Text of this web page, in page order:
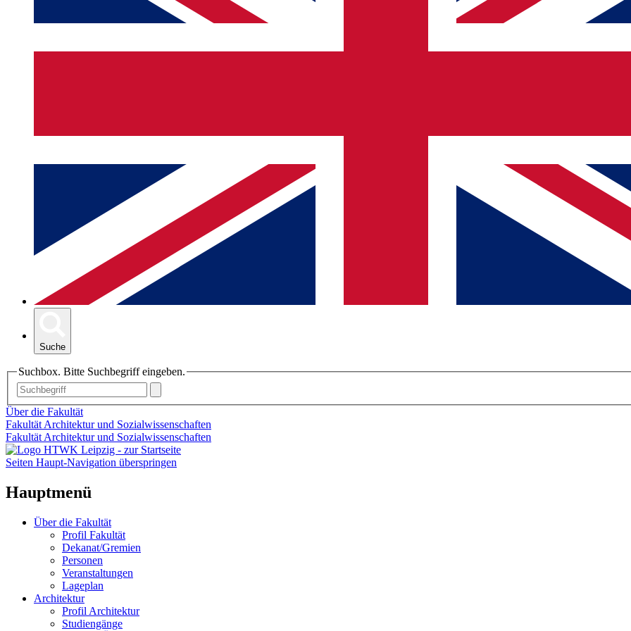
Suche
Suchbox. Bitte Suchbegriff eingeben.
Über die Fakultät
Fakultät Architektur und Sozialwissenschaften
Fakultät Architektur und Sozialwissenschaften
Seiten Haupt-Navigation überspringen
Hauptmenü
Über die Fakultät
Profil Fakultät
Dekanat/Gremien
Personen
Veranstaltungen
Lageplan
Architektur
Profil Architektur
Studiengänge